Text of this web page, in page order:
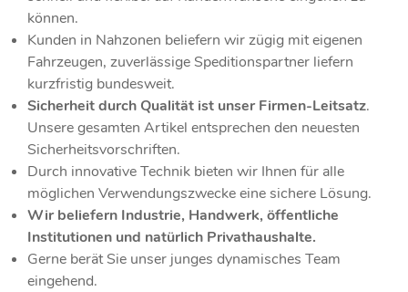
können.
Kunden in Nahzonen beliefern wir zügig mit eigenen
Fahrzeugen, zuverlässige Speditionspartner liefern
kurzfristig bundesweit.
Sicherheit durch Qualität ist unser Firmen-Leitsatz.
Unsere gesamten Artikel entsprechen den neuesten
Sicherheitsvorschriften.
Durch innovative Technik bieten wir Ihnen für alle
möglichen Verwendungszwecke eine sichere Lösung.
Wir beliefern Industrie, Handwerk, öffentliche
Institutionen und natürlich Privathaushalte.
Gerne berät Sie unser junges dynamisches Team
eingehend.